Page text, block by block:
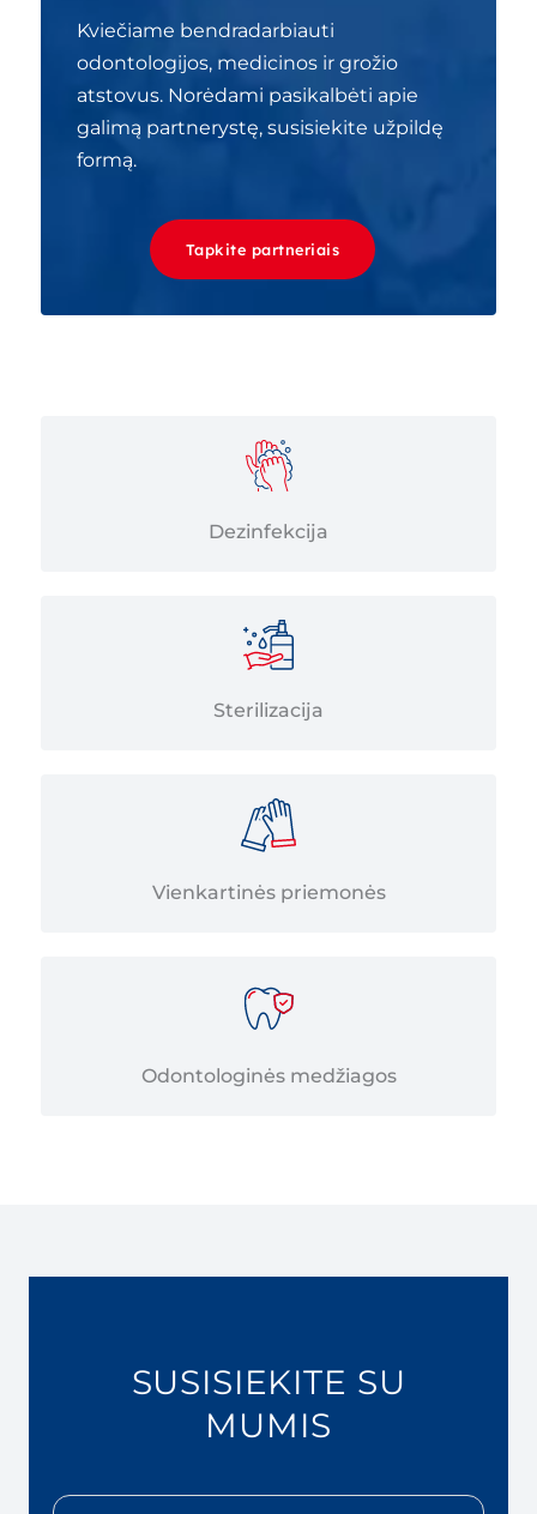
Kviečiame bendradarbiauti
odontologijos, medicinos ir grožio
atstovus. Norėdami pasikalbėti apie
galimą partnerystę, susisiekite užpildę
formą.
Tapkite partneriais
Dezinfekcija
Sterilizacija
Vienkartinės priemonės
Odontologinės medžiagos
SUSISIEKITE SU
MUMIS